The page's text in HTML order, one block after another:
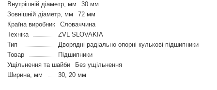
Внутрішній діаметр, мм
30 мм
Зовнішній діаметр, мм
72 мм
Країна виробник
Словаччина
Техніка
ZVL SLOVAKIA
Тип
Дворядні радіально-опорні кулькові підшипники
Товар
Підшипники
Ущільнення та шайби
Без ущільнення
Ширина, мм
30, 20 мм